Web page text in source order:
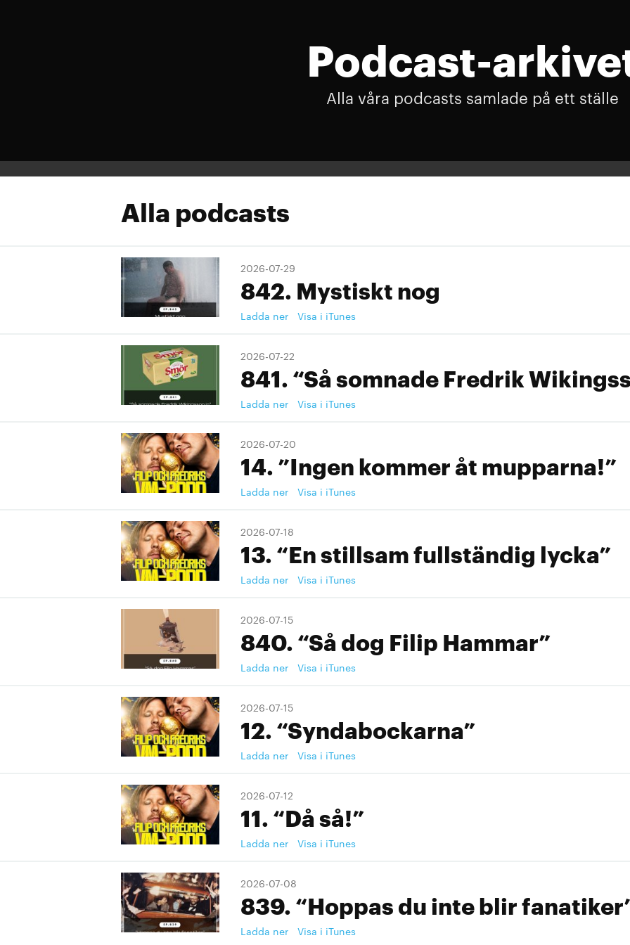
Podcast-
Alla våra podcasts samlade på ett ställe
Alla podcasts
2026-07-29
842. Mystiskt nog
Ladda ner Visa i iTunes
2026-07-22
841. “Så somnade Fredrik
Ladda ner Visa i iTunes
2026-07-20
14. ”Ingen kommer åt mupparna!”
Ladda ner Visa i iTunes
2026-07-18
13. “En stillsam fullständig lycka”
Ladda ner Visa i iTunes
2026-07-15
840. “Så dog Filip Hammar”
Ladda ner Visa i iTunes
2026-07-15
12. “Syndabockarna”
Ladda ner Visa i iTunes
2026-07-12
11. “Då så!”
Ladda ner Visa i iTunes
2026-07-08
839. “Hoppas du inte blir
Ladda ner Visa i iTunes